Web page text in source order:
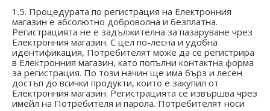
1.5. Процедурата по регистрация на Електронния
магазин е абсолютно доброволна и безплатна.
Регистрацията не е задължителна за пазаруване чрез
Електронния магазин. С цел по-лесна и удобна
идентификация, Потребителят може да се регистрира
в Електронния магазин, като попълни контактна форма
за регистрация. По този начин ще има бърз и лесен
достъп до всички продукти, които е закупил от
Електронния магазин. Регистрацията се извършва чрез
имейл на Потребителя и парола. Потребителят носи